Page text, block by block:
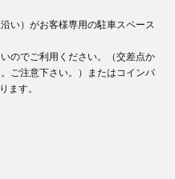
い）がお客様専用の駐車スペース
のでご利用ください。（交差点か
ご注意下さい。）またはコインパ
ます。